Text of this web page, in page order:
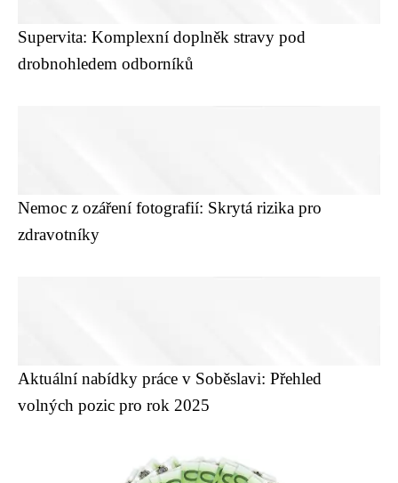
Supervita: Komplexní doplněk stravy pod
drobnohledem odborníků
Nemoc z ozáření fotografií: Skrytá rizika pro
zdravotníky
Aktuální nabídky práce v Soběslavi: Přehled
volných pozic pro rok 2025